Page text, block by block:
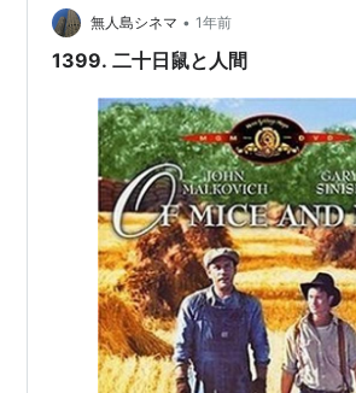
も… 無人島シネマ • 1年前
1399. 二十日鼠と人間